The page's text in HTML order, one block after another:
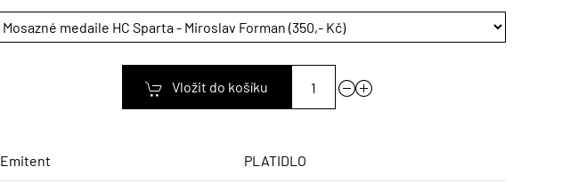
Vložit do košíku
Emitent PLATIDLO